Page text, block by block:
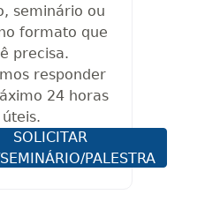
seminário ou
formato que
precisa.
responder
24 horas
úteis.
SOLICITAR
PALESTRA